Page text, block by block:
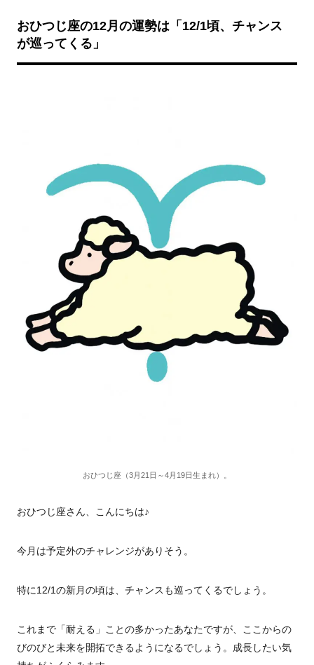
おひつじ座の12月の運勢は「12/1頃、チャンス
が巡ってくる」
おひつじ座（3月21日～4月19日生まれ）。
おひつじ座さん、こんにちは♪
今月は予定外のチャレンジがありそう。
特に12/1の新月の頃は、チャンスも巡ってくるでしょう。
これまで「耐える」ことの多かったあなたですが、ここからの
びのびと未来を開拓できるようになるでしょう。成長したい気